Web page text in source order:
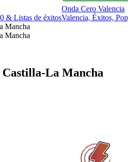
& Listas de éxitos
Onda Cero Valencia
Valencia, Éxitos,
Mancha
Mancha
Castilla-La Mancha